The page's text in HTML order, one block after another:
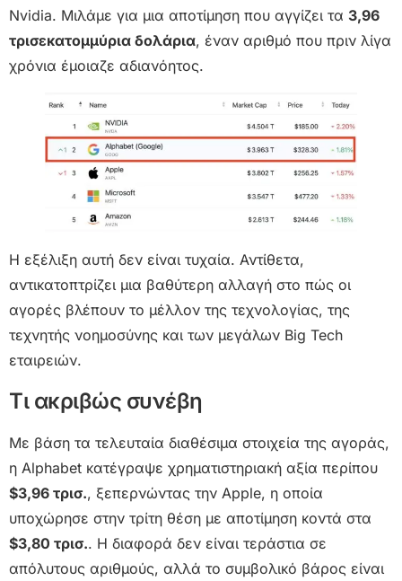
Nvidia. Μιλάμε για μια αποτίμηση που αγγίζει τα 3,96
τρισεκατομμύρια δολάρια, έναν αριθμό που πριν λίγα
χρόνια έμοιαζε αδιανόητος.
Η εξέλιξη αυτή δεν είναι τυχαία. Αντίθετα,
αντικατοπτρίζει μια βαθύτερη αλλαγή στο πώς οι
αγορές βλέπουν το μέλλον της τεχνολογίας, της
τεχνητής νοημοσύνης και των μεγάλων Big Tech
εταιρειών.
Τι ακριβώς συνέβη
Με βάση τα τελευταία διαθέσιμα στοιχεία της αγοράς,
η Alphabet κατέγραψε χρηματιστηριακή αξία περίπου
$3,96 τρισ., ξεπερνώντας την Apple, η οποία
υποχώρησε στην τρίτη θέση με αποτίμηση κοντά στα
$3,80 τρισ.. Η διαφορά δεν είναι τεράστια σε
απόλυτους αριθμούς, αλλά το συμβολικό βάρος είναι